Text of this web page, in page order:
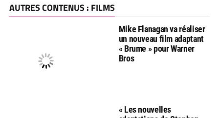
AUTRES CONTENUS : FILMS
Mike Flanagan va réaliser
un nouveau film adaptant
« Brume » pour Warner
Bros
« Les nouvelles